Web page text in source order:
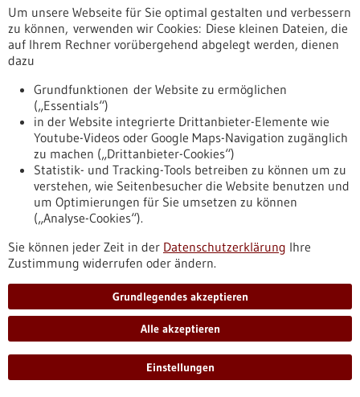
Beratungsgutscheine Gesundheitswirtschaft
Asien
Förderprogramm, Förderung durch:Bundesministerium für
Wirtschaft und Energie,
https://www.gesundheitsindustrie-
bw.de/datenbank/foerderungen/beratungsgutscheine-
gesundheitswirtschaft-asien
Pressemitteilung - 16.07.2026
Wirtschaftsministerin Hoffmeister-Kraut
besucht das Universitätsklinikum Freiburg
Die baden-württembergische Wirtschaftsministerin Dr. Nicole
Hoffmeister-Kraut hat am 16. Juli 2026 das Uniklinikum
Digitale Innovationszentrum, kurz DIGIZ, und der Austausch
mit Vertretern der Freiburger Gesundheitswirtschaft. Das
Land Baden-Württemberg fördert den Aufbau einer
diagnostischen und therapeutischen Forschungs- und
Entwicklungseinheit im DIGIZ mit rund 25 Millionen Euro.
https://www.gesundheitsindustrie-
Um unsere Webseite für Sie optimal gestalten und verbessern
zu können, verwenden wir Cookies: Diese kleinen Dateien, die
auf Ihrem Rechner vorübergehend abgelegt werden, dienen
dazu
Grundfunktionen der Website zu ermöglichen
(„Essentials“)
in der Website integrierte Drittanbieter-Elemente wie
Youtube-Videos oder Google Maps-Navigation zugänglich
zu machen („Drittanbieter-Cookies“)
Statistik- und Tracking-Tools betreiben zu können um zu
verstehen, wie Seitenbesucher die Website benutzen und
um Optimierungen für Sie umsetzen zu können
(„Analyse-Cookies“).
Sie können jeder Zeit in der Datenschutzerklärung Ihre
Zustimmung widerrufen oder ändern.
Grundlegendes akzeptieren
Alle akzeptieren
Einstellungen